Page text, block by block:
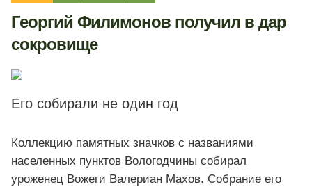
Георгий Филимонов получил в дар
сокровище
Его собирали не один год
Коллекцию памятных значков с названиями
населенных пунктов Вологодчины собирал
уроженец Вожеги Валериан Махов. Собрание его